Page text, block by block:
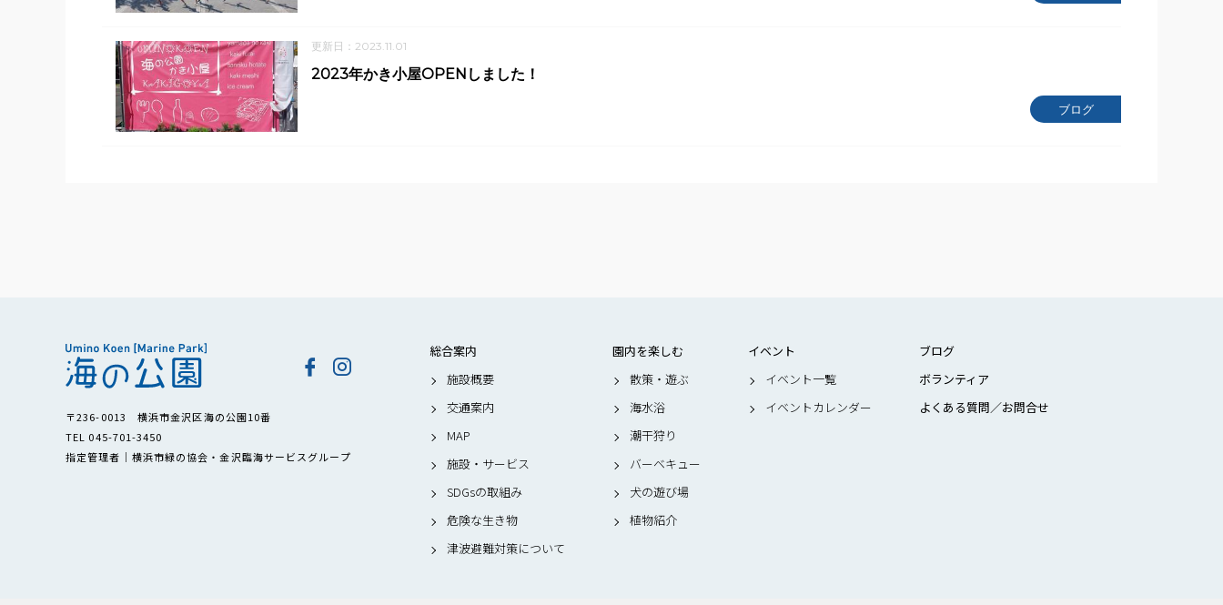
更新日：2023.11.01
ブログ
2023年かき小屋OPENしました！
〒236-0013 横浜市金沢区海の公園10番
TEL 045-701-3450
指定管理者｜横浜市緑の協会・金沢臨海サービスグループ
総合案内
施設概要
交通案内
MAP
施設・サービス
SDGsの取組み
危険な生き物
津波避難対策について
園内を楽しむ
散策・遊ぶ
海水浴
潮干狩り
バーベキュー
犬の遊び場
植物紹介
イベント
イベント一覧
イベントカレンダー
ブログ
ボランティア
よくある質問／お問合せ